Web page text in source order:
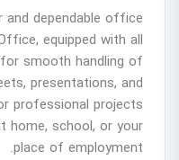
dependable office
equipped with all
smooth handling of
presentations, and
professional projects
home, school, or your
place of employment.